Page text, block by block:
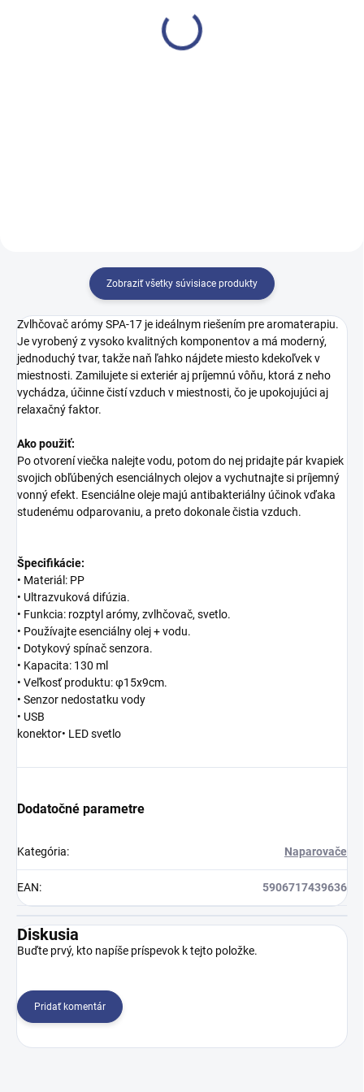
Zobraziť všetky súvisiace produkty
Zvlhčovač arómy SPA-17 je ideálnym riešením pre aromaterapiu.
Je vyrobený z vysoko kvalitných komponentov a má moderný,
jednoduchý tvar, takže naň ľahko nájdete miesto kdekoľvek v
miestnosti. Zamilujete si exteriér aj príjemnú vôňu, ktorá z neho
vychádza, účinne čistí vzduch v miestnosti, čo je upokojujúci aj
relaxačný faktor.
Ako použiť:
Po otvorení viečka nalejte vodu, potom do nej pridajte pár kvapiek
svojich obľúbených esenciálnych olejov a vychutnajte si príjemný
vonný efekt. Esenciálne oleje majú antibakteriálny účinok vďaka
studenému odparovaniu, a preto dokonale čistia vzduch.
Špecifikácie:
• Materiál: PP
• Ultrazvuková difúzia.
• Funkcia: rozptyl arómy, zvlhčovač, svetlo.
• Používajte esenciálny olej + vodu.
• Dotykový spínač senzora.
• Kapacita: 130 ml
• Veľkosť produktu: φ15x9cm.
• Senzor nedostatku vody
• USB
konektor• LED svetlo
Dodatočné parametre
Kategória: Naparovače
EAN: 5906717439636
Diskusia
Buďte prvý, kto napíše príspevok k tejto položke.
Pridať komentár